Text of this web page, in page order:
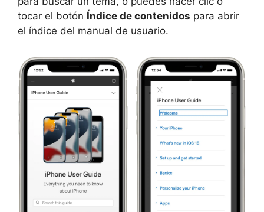
tocar el botón Índice de contenidos para abrir
el índice del manual de usuario.